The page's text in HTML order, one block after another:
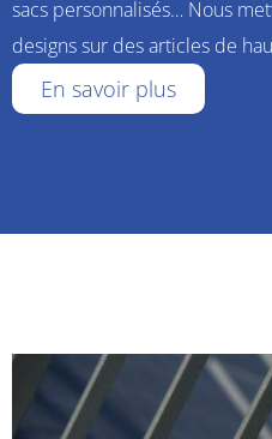
sacs personnalisés… Nous
designs sur des articles de
En savoir plus